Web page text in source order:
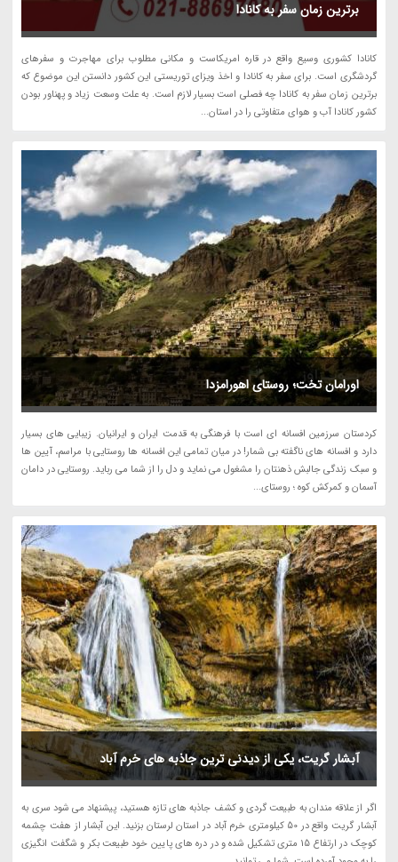
برترین زمان سفر به کانادا
کانادا کشوری وسیع واقع در قاره امریکاست و مکانی مطلوب برای مهاجرت و سفرهای
گردشگری است. برای سفر به کانادا و اخذ ویزای توریستی این کشور دانستن این موضوع که
برترین زمان سفر به کانادا چه فصلی است بسیار لازم است. به علت وسعت زیاد و پهناور بودن
کشور کانادا آب و هوای متفاوتی را در استان...
اورامان تخت؛ روستای اهورامزدا
کردستان سرزمین افسانه ای است با فرهنگی به قدمت ایران و ایرانیان. زیبایی های بسیار
دارد و افسانه های ناگفته بی شمار! در میان تمامی این افسانه ها روستایی با مراسم، آیین ها
و سبک زندگی جالبش ذهنتان را مشغول می نماید و دل را از شما می رباید. روستایی در دامان
آسمان و کمرکش کوه ؛ روستای...
آبشار گریت، یکی از دیدنی ترین جاذبه های خرم آباد
اگر از علاقه مندان به طبیعت گردی و کشف جاذبه های تازه هستید، پیشنهاد می شود سری به
آبشار گریت واقع در 50 کیلومتری خرم آباد در استان لرستان بزنید. این آبشار از هفت چشمه
کوچک در ارتفاع 15 متری تشکیل شده و در دره های پایین خود طبیعت بکر و شگفت انگیزی